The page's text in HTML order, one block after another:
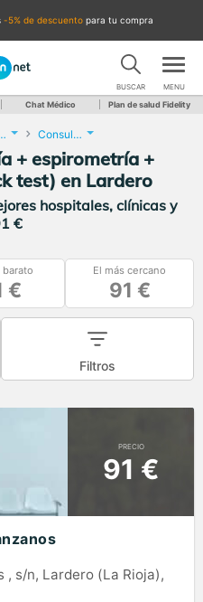
-5% de descuento para tu compra
BUSCAR MENU
Chat Médico Plan de salud Fidelity
Consulta de Alergología + espirometría + pruebas cutáneas (prick test)
+ espirometría +
test) en Lardero
hospitales, clínicas y
€
barato
€
El más cercano
91 €
Filtros
PRECIO
91 €
, s/n, Lardero (La Rioja),